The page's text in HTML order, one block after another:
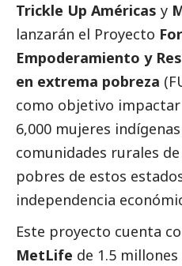
Trickle Up Américas y
lanzarán el Proyecto
Empoderamiento y
en extrema pobreza
como objetivo impactar
6,000 mujeres
comunidades rurales
pobres de estos
independencia
Este proyecto cuenta
MetLife de 1.5